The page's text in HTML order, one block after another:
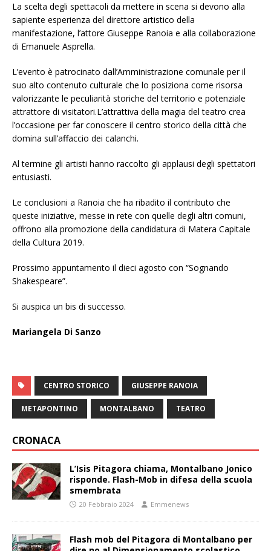
La scelta degli spettacoli da mettere in scena si devono alla
sapiente esperienza del direttore artistico della
manifestazione, l’attore Giuseppe Ranoia e alla collaborazione
di Emanuele Asprella.
L’evento è patrocinato dall’Amministrazione comunale per il
suo alto contenuto culturale che lo posiziona come risorsa
valorizzante le peculiarità storiche del territorio e potenziale
attrattore di visitatori.L’attrattiva della magia del teatro crea
l’occasione per far conoscere il centro storico della città che
domina sull’affaccio dei calanchi.
Al termine gli artisti hanno raccolto gli applausi degli spettatori
entusiasti.
Le conclusioni a Ranoia che ha ribadito il contributo che
queste iniziative, messe in rete con quelle degli altri comuni,
offrono alla promozione della candidatura di Matera Capitale
della Cultura 2019.
Prossimo appuntamento il dieci agosto con “Sognando
Shakespeare”.
Si auspica un bis di successo.
Mariangela Di Sanzo
CENTRO STORICO GIUSEPPE RANOIA
METAPONTINO MONTALBANO TEATRO
CRONACA
L’Isis Pitagora chiama, Montalbano Jonico
risponde. Flash-Mob in difesa della scuola
smembrata
20 Febbraio 2024 Emmenews
Flash mob del Pitagora di Montalbano per